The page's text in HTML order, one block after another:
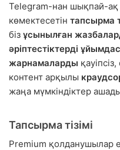
Telegram-нан шықпай-ақ
көмектесетін тапсырма
біз ұсынылған
әріптестіктерді
жарнамаларды
контент арқылы
жаңа мүмкіндіктер
Тапсырма тізімі
Premium қолданушылар